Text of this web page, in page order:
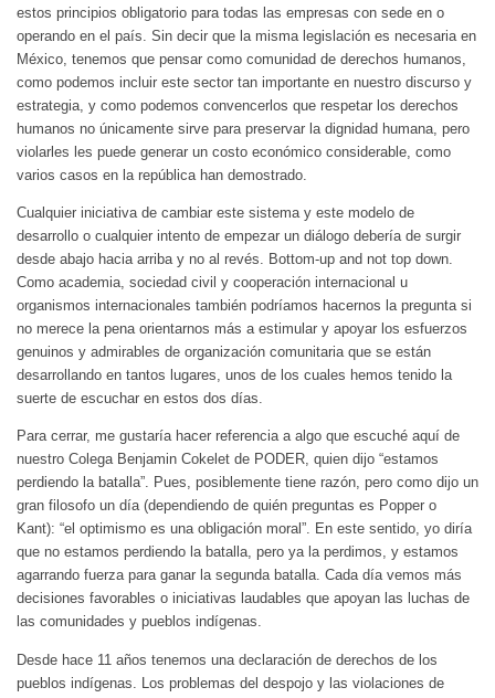
estos principios obligatorio para todas las empresas con sede en o
operando en el país. Sin decir que la misma legislación es necesaria en
México, tenemos que pensar como comunidad de derechos humanos,
como podemos incluir este sector tan importante en nuestro discurso y
estrategia, y como podemos convencerlos que respetar los derechos
humanos no únicamente sirve para preservar la dignidad humana, pero
violarles les puede generar un costo económico considerable, como
varios casos en la república han demostrado.
Cualquier iniciativa de cambiar este sistema y este modelo de
desarrollo o cualquier intento de empezar un diálogo debería de surgir
desde abajo hacia arriba y no al revés. Bottom-up and not top down.
Como academia, sociedad civil y cooperación internacional u
organismos internacionales también podríamos hacernos la pregunta si
no merece la pena orientarnos más a estimular y apoyar los esfuerzos
genuinos y admirables de organización comunitaria que se están
desarrollando en tantos lugares, unos de los cuales hemos tenido la
suerte de escuchar en estos dos días.
Para cerrar, me gustaría hacer referencia a algo que escuché aquí de
nuestro Colega Benjamin Cokelet de PODER, quien dijo “estamos
perdiendo la batalla”. Pues, posiblemente tiene razón, pero como dijo un
gran filosofo un día (dependiendo de quién preguntas es Popper o
Kant): “el optimismo es una obligación moral”. En este sentido, yo diría
que no estamos perdiendo la batalla, pero ya la perdimos, y estamos
agarrando fuerza para ganar la segunda batalla. Cada día vemos más
decisiones favorables o iniciativas laudables que apoyan las luchas de
las comunidades y pueblos indígenas.
Desde hace 11 años tenemos una declaración de derechos de los
pueblos indígenas. Los problemas del despojo y las violaciones de